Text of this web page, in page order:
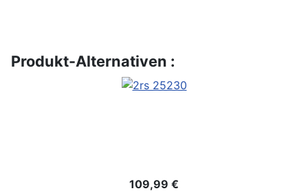
Produkt-Alternativen :
109,99 €